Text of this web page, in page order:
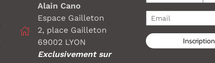
Alain Cano
Espace Gailleton
2, place Gailleton
69002 LYON
Exclusivement sur
Inscription